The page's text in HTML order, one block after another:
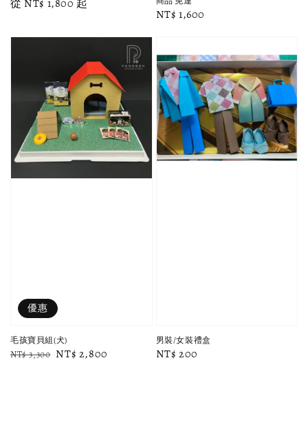
Regular
從 NT$ 1,800 起
Regular
NT$ 1,600
優惠
毛孩寶貝組(犬)
Regular
NT$ 3,300 Sale
NT$ 2,800
男裝/女裝禮盒
Regular
NT$ 200